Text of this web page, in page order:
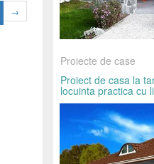
→
Proiecte de case
Proiect de casa la
locuinta practica cu